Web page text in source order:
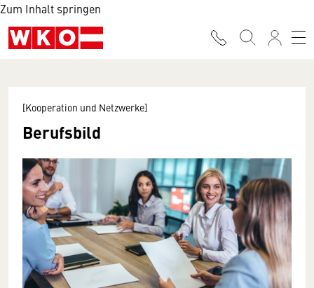
Zum Inhalt springen
[Kooperation und Netzwerke]
Berufsbild